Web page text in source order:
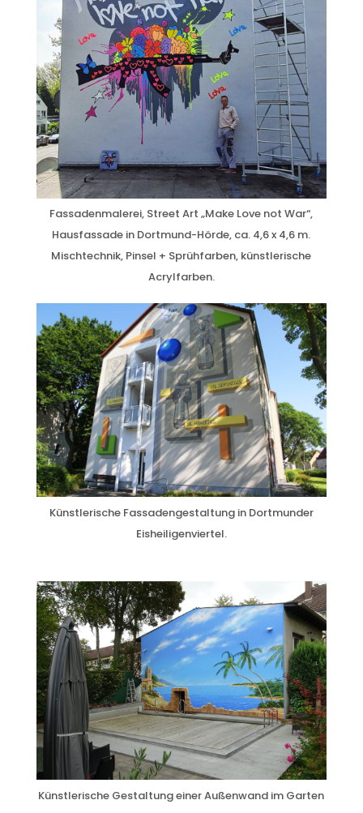
Fassadenmalerei, Street Art „Make Love not War“,
Hausfassade in Dortmund-Hörde, ca. 4,6 x 4,6 m.
Mischtechnik, Pinsel + Sprühfarben, künstlerische
Acrylfarben.
Künstlerische Fassadengestaltung in Dortmunder
Eisheiligenviertel.
Künstlerische Gestaltung einer Außenwand im Garten